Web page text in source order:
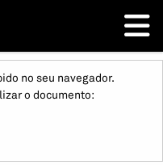
no seu navegador.
o documento: